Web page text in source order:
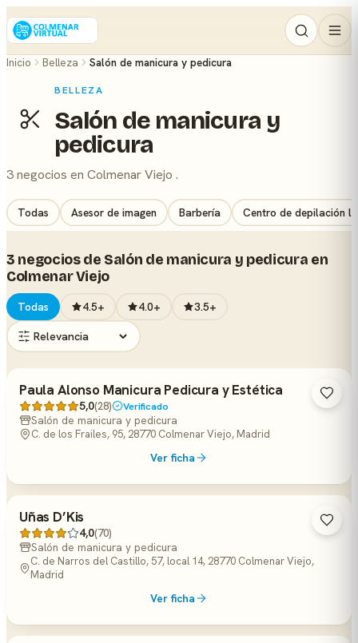
Inicio Belleza Salón de manicura y pedicura
BELLEZA
Salón de manicura y
pedicura
3 negocios en Colmenar Viejo .
Todas Asesor de imagen Barbería Centro de depilación
3 negocios de Salón de manicura y pedicura en
Colmenar Viejo
Todas 4.5+ 4.0+ 3.5+
Paula Alonso Manicura Pedicura y Estética
5,0(28) Verificado
Salón de manicura y pedicura
C. de los Frailes, 95, 28770 Colmenar Viejo, Madrid
Ver ficha
Uñas D’Kis
4,0(70)
Salón de manicura y pedicura
C. de Narros del Castillo, 57, local 14, 28770 Colmenar Viejo,
Madrid
Ver ficha